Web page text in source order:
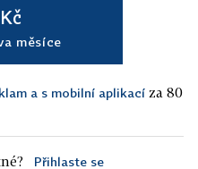
měsíce
a s mobilní aplikací za 80
Přihlaste se